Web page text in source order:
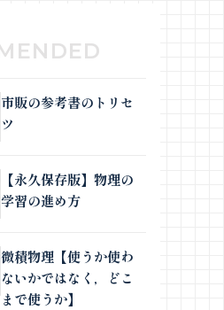
市販の参考書のトリセ
ツ
【永久保存版】物理の
学習の進め方
微積物理【使うか使わ
ないかではなく，どこ
まで使うか】